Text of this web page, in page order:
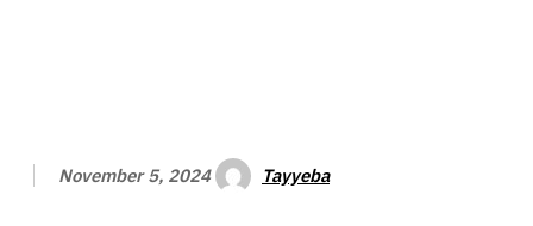
November 5, 2024 Tayyeba